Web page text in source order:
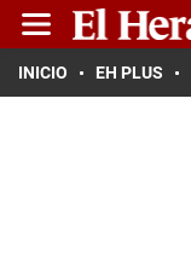
INICIO EH PLUS